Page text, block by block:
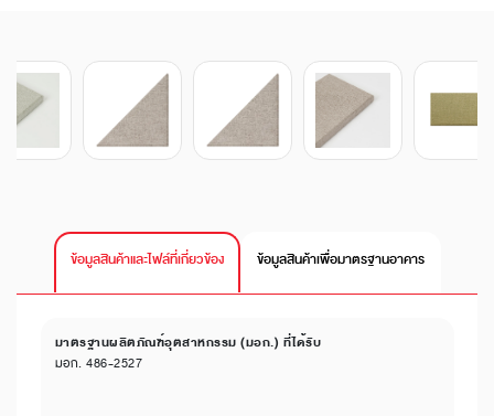
ข้อมูลสินค้าและไฟล์ที่เกี่ยวข้อง ข้อมูลสินค้าเพื่อมาตรฐานอาคาร
มาตรฐานผลิตภัณฑ์อุตสาหกรรม (มอก.) ที่ได้รับ
มอก. 486-2527